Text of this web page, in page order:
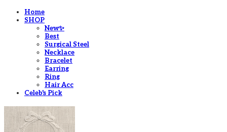
Home
SHOP
New✨
Best
Surgical Steel
Necklace
Bracelet
Earring
Ring
Hair Acc
Celeb's Pick